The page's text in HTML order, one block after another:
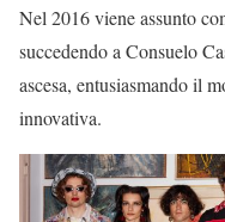
Nel 2016 viene assunto
succedendo a Consuelo
ascesa, entusiasmando il
innovativa.